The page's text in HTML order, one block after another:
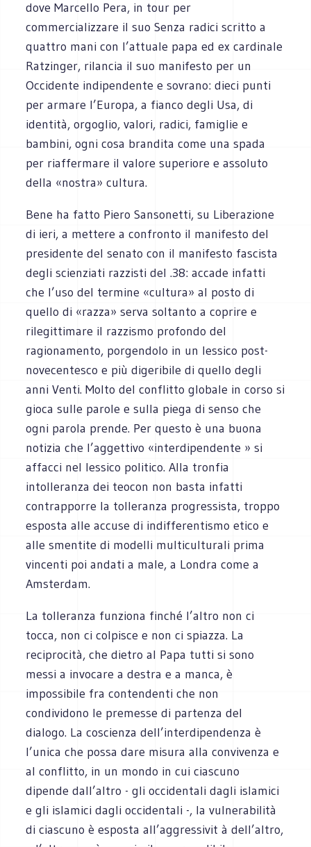
dove Marcello Pera, in tour per
commercializzare il suo Senza radici scritto a
quattro mani con l’attuale papa ed ex cardinale
Ratzinger, rilancia il suo manifesto per un
Occidente indipendente e sovrano: dieci punti
per armare l’Europa, a fianco degli Usa, di
identità, orgoglio, valori, radici, famiglie e
bambini, ogni cosa brandita come una spada
per riaffermare il valore superiore e assoluto
della «nostra» cultura.
Bene ha fatto Piero Sansonetti, su Liberazione
di ieri, a mettere a confronto il manifesto del
presidente del senato con il manifesto fascista
degli scienziati razzisti del .38: accade infatti
che l’uso del termine «cultura» al posto di
quello di «razza» serva soltanto a coprire e
rilegittimare il razzismo profondo del
ragionamento, porgendolo in un lessico post-
novecentesco e più digeribile di quello degli
anni Venti. Molto del conflitto globale in corso si
gioca sulle parole e sulla piega di senso che
ogni parola prende. Per questo è una buona
notizia che l’aggettivo «interdipendente » si
affacci nel lessico politico. Alla tronfia
intolleranza dei teocon non basta infatti
contrapporre la tolleranza progressista, troppo
esposta alle accuse di indifferentismo etico e
alle smentite di modelli multiculturali prima
vincenti poi andati a male, a Londra come a
Amsterdam.
La tolleranza funziona finché l’altro non ci
tocca, non ci colpisce e non ci spiazza. La
reciprocità, che dietro al Papa tutti si sono
messi a invocare a destra e a manca, è
impossibile fra contendenti che non
condividono le premesse di partenza del
dialogo. La coscienza dell’interdipendenza è
l’unica che possa dare misura alla convivenza e
al conflitto, in un mondo in cui ciascuno
dipende dall’altro - gli occidentali dagli islamici
e gli islamici dagli occidentali -, la vulnerabilità
di ciascuno è esposta all’aggressivit à dell’altro,